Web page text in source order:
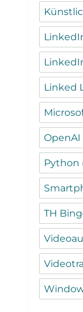
Linked
OpenAI
Python
TH